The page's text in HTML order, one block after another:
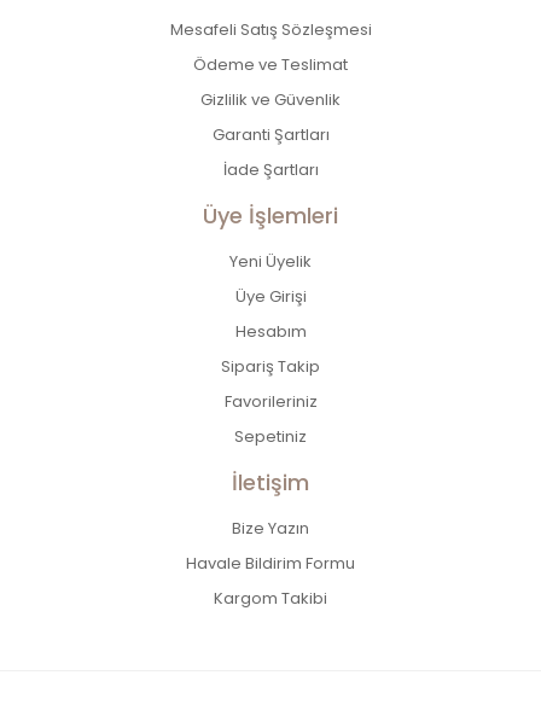
Mesafeli Satış Sözleşmesi
Ödeme ve Teslimat
Gizlilik ve Güvenlik
Garanti Şartları
İade Şartları
Üye İşlemleri
Yeni Üyelik
Üye Girişi
Hesabım
Sipariş Takip
Favorileriniz
Sepetiniz
İletişim
Bize Yazın
Havale Bildirim Formu
Kargom Takibi